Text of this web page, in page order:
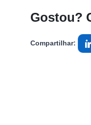
Gostou?
Compartilhar: